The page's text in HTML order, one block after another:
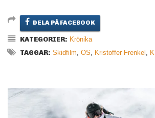
DELA PÅ FACEBOOK
KATEGORIER: Krönika
TAGGAR: Skidfilm, OS, Kristoffer Frenkel ,